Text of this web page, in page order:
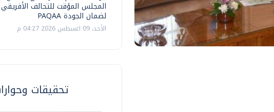
المجلس المؤقت للتحالف الأفريقي
لضمان الجودة PAQAA
الأحد، 09 اغسطس 2026 04:27 م
تحقيقات